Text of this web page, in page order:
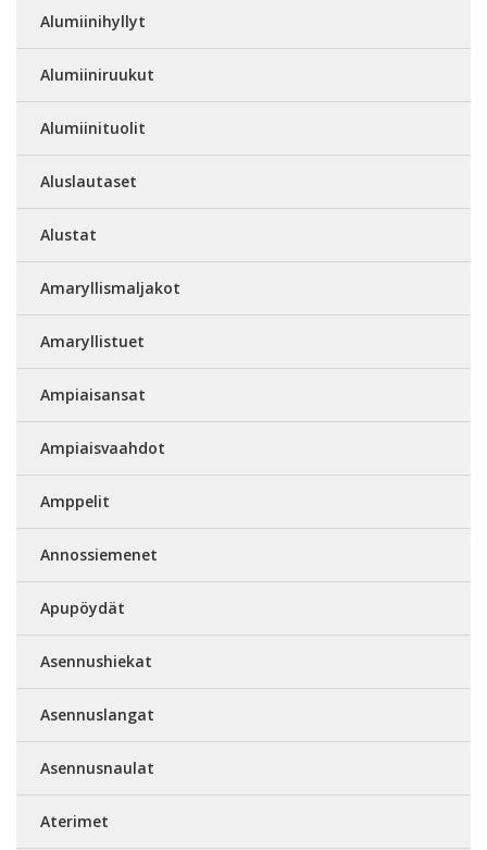
Alumiinihyllyt
Alumiiniruukut
Alumiinituolit
Aluslautaset
Alustat
Amaryllismaljakot
Amaryllistuet
Ampiaisansat
Ampiaisvaahdot
Amppelit
Annossiemenet
Apupöydät
Asennushiekat
Asennuslangat
Asennusnaulat
Aterimet